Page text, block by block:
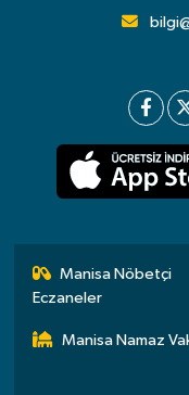
Manisa Nöbetçi
Eczaneler
Manisa Namaz